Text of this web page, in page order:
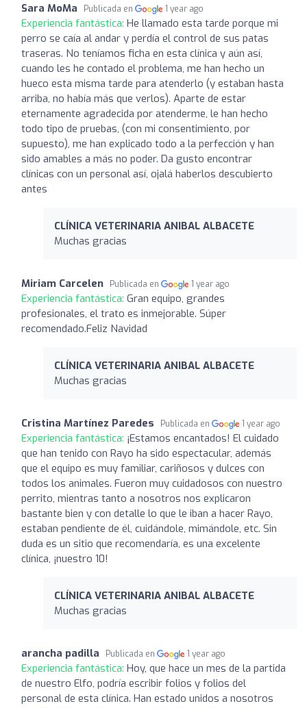
Sara MoMa Publicada en 1 year ago
Experiencia fantástica: He llamado esta tarde porque mi
perro se caía al andar y perdía el control de sus patas
traseras. No teníamos ficha en esta clínica y aún así,
cuando les he contado el problema, me han hecho un
hueco esta misma tarde para atenderlo (y estaban hasta
arriba, no había más que verlos). Aparte de estar
eternamente agradecida por atenderme, le han hecho
todo tipo de pruebas, (con mi consentimiento, por
supuesto), me han explicado todo a la perfección y han
sido amables a más no poder. Da gusto encontrar
clínicas con un personal así, ojalá haberlos descubierto
antes
CLÍNICA VETERINARIA ANIBAL ALBACETE
Muchas gracias
Miriam Carcelen Publicada en 1 year ago
Experiencia fantástica: Gran equipo, grandes
profesionales, el trato es inmejorable. Súper
recomendado.Feliz Navidad
CLÍNICA VETERINARIA ANIBAL ALBACETE
Muchas gracias
Cristina Martínez Paredes Publicada en 1 year ago
Experiencia fantástica: ¡Estamos encantados! El cuidado
que han tenido con Rayo ha sido espectacular, además
que el equipo es muy familiar, cariñosos y dulces con
todos los animales. Fueron muy cuidadosos con nuestro
perrito, mientras tanto a nosotros nos explicaron
bastante bien y con detalle lo que le iban a hacer Rayo,
estaban pendiente de él, cuidándole, mimándole, etc. Sin
duda es un sitio que recomendaría, es una excelente
clínica, ¡nuestro 10!
CLÍNICA VETERINARIA ANIBAL ALBACETE
Muchas gracias
arancha padilla Publicada en 1 year ago
Experiencia fantástica: Hoy, que hace un mes de la partida
de nuestro Elfo, podría escribir folios y folios del
personal de esta clínica. Han estado unidos a nosotros